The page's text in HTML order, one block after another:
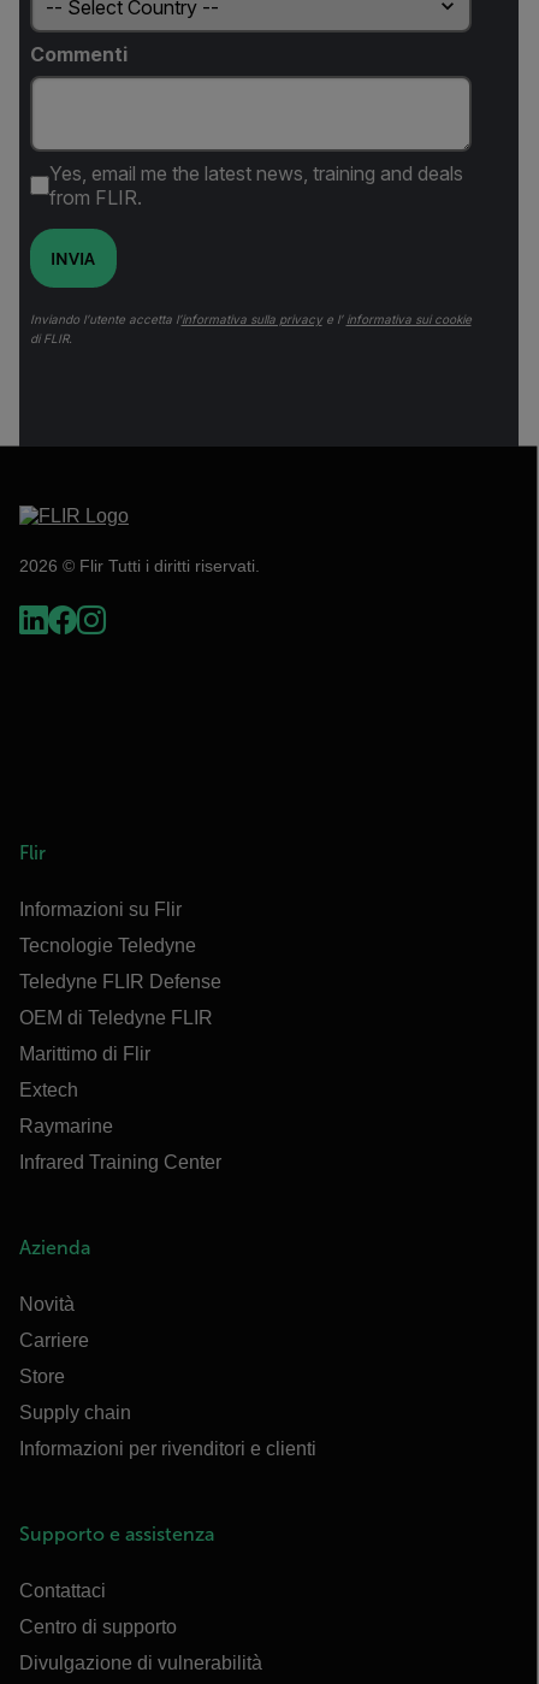
Commenti
Yes, email me the latest news, training and deals
from FLIR.
INVIA
Inviando l’utente accetta l’informativa sulla privacye l’ informativa sui cookie
di FLIR.
2026 © Flir Tutti i diritti riservati.
Flir
Informazioni su Flir
Tecnologie Teledyne
Teledyne FLIR Defense
OEM di Teledyne FLIR
Marittimo di Flir
Extech
Raymarine
Infrared Training Center
Azienda
Novità
Carriere
Store
Supply chain
Informazioni per rivenditori e clienti
Supporto e assistenza
Contattaci
Centro di supporto
Divulgazione di vulnerabilità